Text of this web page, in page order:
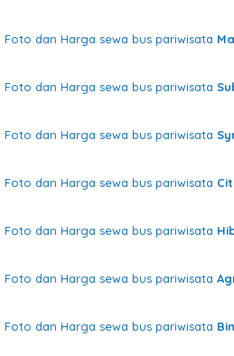
Foto dan Harga sewa bus pariwisata
Foto dan Harga sewa bus pariwisata
Foto dan Harga sewa bus pariwisata
Foto dan Harga sewa bus pariwisata
Foto dan Harga sewa bus pariwisata
Foto dan Harga sewa bus pariwisata
Foto dan Harga sewa bus pariwisata